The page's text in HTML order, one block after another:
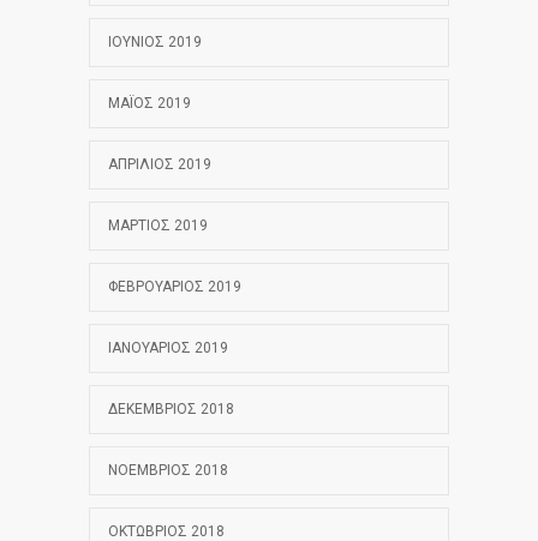
ΙΟΎΝΙΟΣ 2019
ΜΆΙΟΣ 2019
ΑΠΡΊΛΙΟΣ 2019
ΜΆΡΤΙΟΣ 2019
ΦΕΒΡΟΥΆΡΙΟΣ 2019
ΙΑΝΟΥΆΡΙΟΣ 2019
ΔΕΚΈΜΒΡΙΟΣ 2018
ΝΟΈΜΒΡΙΟΣ 2018
ΟΚΤΏΒΡΙΟΣ 2018